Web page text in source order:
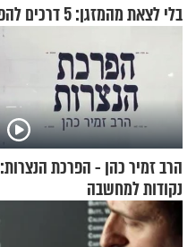
בלי לצאת מהמזגן: 5 דרכים להפוך את הבית לפינת נופש מעוצבת
הרב זמיר כהן - הפרכת הנצרות:
נקודות למחשבה